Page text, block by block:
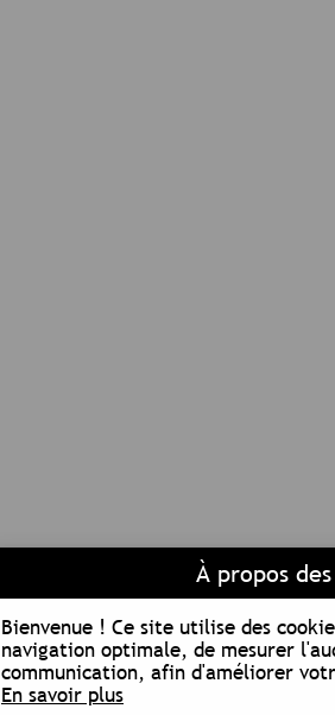
À propos
Bienvenue ! Ce site utilise des
navigation optimale, de mesurer
communication, afin d'améliorer
En savoir plus